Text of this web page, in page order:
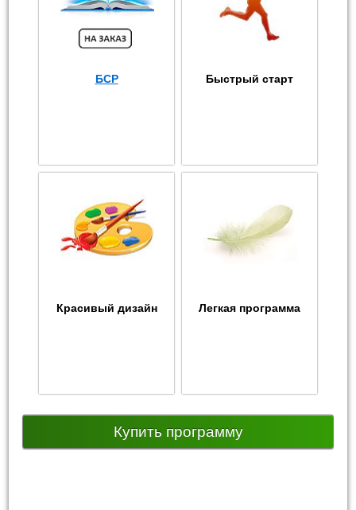
БСР Быстрый старт
Красивый дизайн Легкая программа
Купить программу